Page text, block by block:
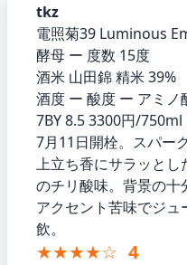
tkz
電照菊39 Luminous
酵母 ー 度数 15度
酒米 山田錦 精米 39%
酒度 ー 酸度 ー アミノ
7BY 8.5 3300円/750ml
7月11日開栓。スパー
上立ち香にサラッと
のチリ酸味。背景の
アクセント苦味でジ
飲。
★★★★☆ 4